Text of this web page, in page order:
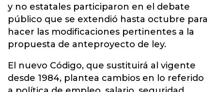
y no estatales participaron en el debate
público que se extendió hasta octubre para
hacer las modificaciones pertinentes a la
propuesta de anteproyecto de ley.
El nuevo Código, que sustituirá al vigente
desde 1984, plantea cambios en lo referido